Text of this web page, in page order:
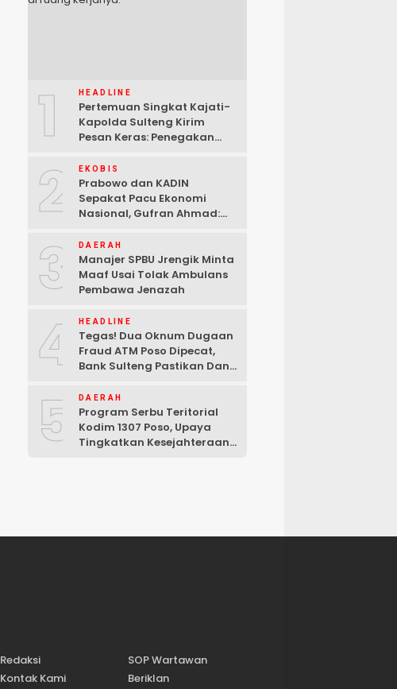
1 HEADLINE
Pertemuan Singkat Kajati-
Kapolda Sulteng Kirim
Pesan Keras: Penegakan
2 EKOBIS
Prabowo dan KADIN
Sepakat Pacu Ekonomi
Nasional, Gufran Ahmad:
3 DAERAH
Manajer SPBU Jrengik Minta
Maaf Usai Tolak Ambulans
Pembawa Jenazah
4 HEADLINE
Tegas! Dua Oknum Dugaan
Fraud ATM Poso Dipecat,
Bank Sulteng Pastikan Dana
5 DAERAH
Program Serbu Teritorial
Kodim 1307 Poso, Upaya
Tingkatkan Kesejahteraan
Redaksi
SOP Wartawan
Kontak Kami Beriklan